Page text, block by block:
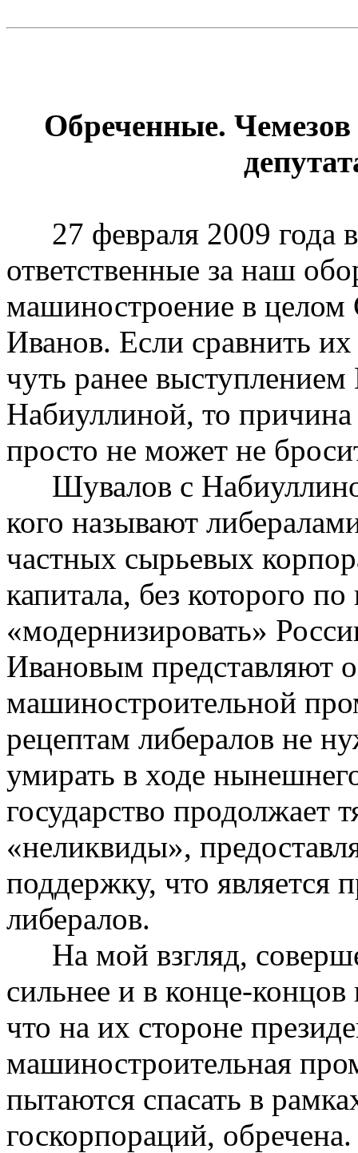
Обреченные.
27 февраля 2009 года
ответственные за наш
машиностроение в целом
Иванов. Если сравнить
чуть ранее
Набиуллиной, то причина
просто не может не
Шувалов с
кого называют
частных сырьевых
капитала, без которого по
«модернизировать»
Ивановым представляют
машиностроительной
рецептам либералов не
умирать в ходе
государство продолжает
«неликвиды»,
поддержку, что
либералов.
На мой взгляд,
сильнее и в конце-концов
что на их стороне
машиностроительная
пытаются спасать в
госкорпораций,